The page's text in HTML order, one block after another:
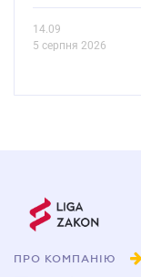
14.09
5 серпня 2026
ПРО КОМПАНІЮ